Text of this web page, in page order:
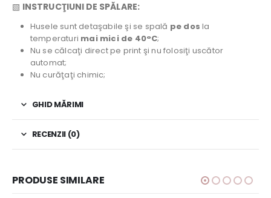
▧ INSTRUCŢIUNI DE SPĂLARE:
Husele sunt detaşabile şi se spală pe dos la
temperaturi mai mici de 40°C;
Nu se călcaţi direct pe print şi nu folosiţi uscător
automat;
Nu curăţaţi chimic;
GHID MĂRIMI
RECENZII (0)
PRODUSE SIMILARE